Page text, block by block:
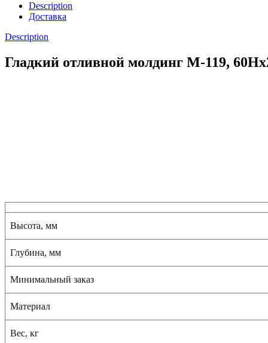
Description
Доставка
Description
Гладкий отливной молдинг М-119,
Высота, мм
Глубина, мм
Минимальный заказ
Материал
Вес, кг